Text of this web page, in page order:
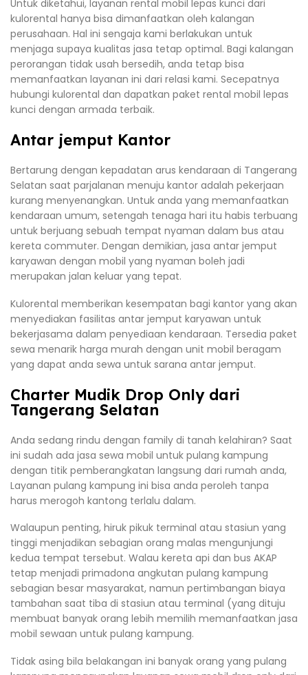
Untuk diketahui, layanan rental mobil lepas kunci dari
kulorental hanya bisa dimanfaatkan oleh kalangan
perusahaan. Hal ini sengaja kami berlakukan untuk
menjaga supaya kualitas jasa tetap optimal. Bagi kalangan
perorangan tidak usah bersedih, anda tetap bisa
memanfaatkan layanan ini dari relasi kami. Secepatnya
hubungi kulorental dan dapatkan paket rental mobil lepas
kunci dengan armada terbaik.
Antar jemput Kantor
Bertarung dengan kepadatan arus kendaraan di Tangerang
Selatan saat parjalanan menuju kantor adalah pekerjaan
kurang menyenangkan. Untuk anda yang memanfaatkan
kendaraan umum, setengah tenaga hari itu habis terbuang
untuk berjuang sebuah tempat nyaman dalam bus atau
kereta commuter. Dengan demikian, jasa antar jemput
karyawan dengan mobil yang nyaman boleh jadi
merupakan jalan keluar yang tepat.
Kulorental memberikan kesempatan bagi kantor yang akan
menyediakan fasilitas antar jemput karyawan untuk
bekerjasama dalam penyediaan kendaraan. Tersedia paket
sewa menarik harga murah dengan unit mobil beragam
yang dapat anda sewa untuk sarana antar jemput.
Charter Mudik Drop Only dari
Tangerang Selatan
Anda sedang rindu dengan family di tanah kelahiran? Saat
ini sudah ada jasa sewa mobil untuk pulang kampung
dengan titik pemberangkatan langsung dari rumah anda,
Layanan pulang kampung ini bisa anda peroleh tanpa
harus merogoh kantong terlalu dalam.
Walaupun penting, hiruk pikuk terminal atau stasiun yang
tinggi menjadikan sebagian orang malas mengunjungi
kedua tempat tersebut. Walau kereta api dan bus AKAP
tetap menjadi primadona angkutan pulang kampung
sebagian besar masyarakat, namun pertimbangan biaya
tambahan saat tiba di stasiun atau terminal (yang dituju
membuat banyak orang lebih memilih memanfaatkan jasa
mobil sewaan untuk pulang kampung.
Tidak asing bila belakangan ini banyak orang yang pulang